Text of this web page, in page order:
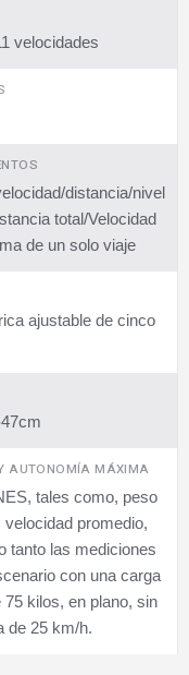
velocidades
distancia/nivel
total/Velocidad
de un solo viaje
ajustable de cinco
AUTONOMÍA MÁXIMA
tales como, peso
promedio,
tanto las mediciones
con una carga
kilos, en plano, sin
de 25 km/h.